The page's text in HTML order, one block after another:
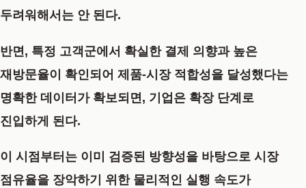
두려워해서는 안 된다.
반면, 특정 고객군에서 확실한 결제 의향과 높은
재방문율이 확인되어 제품-시장 적합성을 달성했다는
명확한 데이터가 확보되면, 기업은 확장 단계로
진입하게 된다.
이 시점부터는 이미 검증된 방향성을 바탕으로 시장
점유율을 장악하기 위한 물리적인 실행 속도가